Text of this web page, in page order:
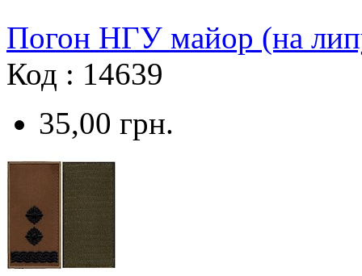
Погон НГУ майор (на
Код : 14639
35,00 грн.